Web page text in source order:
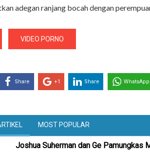
adegan ranjang bocah dengan
VIDEO PORNO
Share +1 Share WhatsApp
MOST POPULAR
Joshua Suherman dan Ge